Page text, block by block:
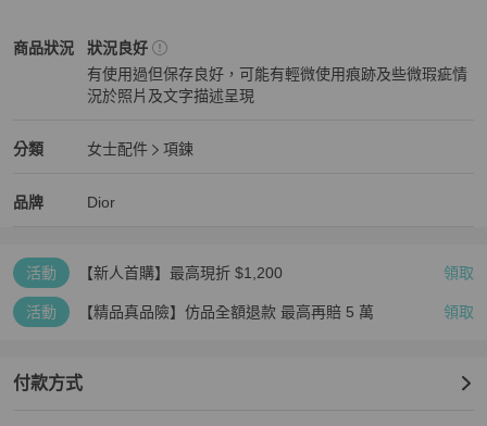
商品狀況
Dior女士配件商品狀態與細節
狀況良好
有使用過但保存良好，可能有輕微使用痕跡及些微瑕疵情
況於照片及文字描述呈現
分類
Dior女士配件分類資訊
女士配件
項鍊
品牌
Dior精品 女士配件
Dior
Dior推薦清單
活動 【新人首購】最高現折 $1,200 領取
活動 【精品真品險】仿品全額退款 最高再賠 5 萬 領取
付款方式